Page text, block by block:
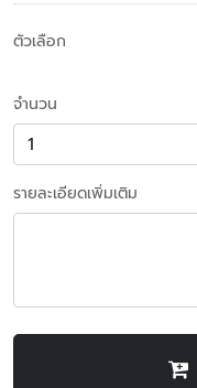
ตัวเลือก
จำนวน
รายละเอียดเพิ่มเติม